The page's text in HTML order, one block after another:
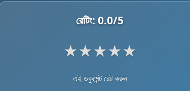
রেটিং: 0.0/5
★★★★★
এই ডকুমেন্ট রেট করুন